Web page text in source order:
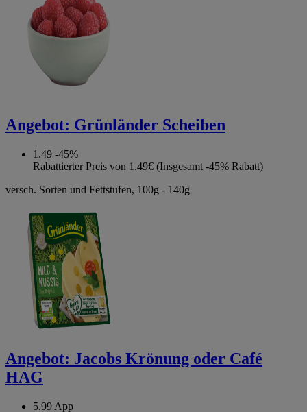
Angebot: Grünländer Scheiben
1.49 -45%
Rabattierter Preis von 1.49€ (Insgesamt -45% Rabatt)
versch. Sorten und Fettstufen, 100g - 140g
Angebot: Jacobs Krönung oder Café
HAG
5.99 App